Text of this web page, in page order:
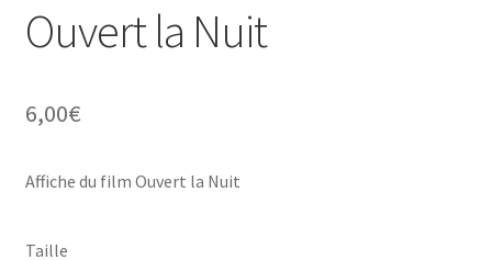
Ouvert la Nuit
6,00€
Affiche du film Ouvert la Nuit
Taille